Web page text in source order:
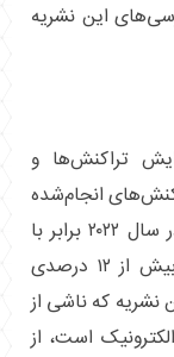
این نشریه
تراکنش‌ها و
انجام‌شده
در جهان بر اساس گزارش نیلسون ریپورت در سال ۲۰۲۲ برابر با
۴۶۶.۸۹ میلیارد است که نشان‌دهنده رشد بیش از ۱۲ درصدی
این نشریه که ناشی از
است، از